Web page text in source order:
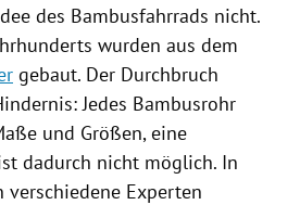
des Bambusfahrrads nicht.
wurden aus dem
gebaut. Der Durchbruch
Jedes Bambusrohr
und Größen, eine
dadurch nicht möglich. In
verschiedene Experten